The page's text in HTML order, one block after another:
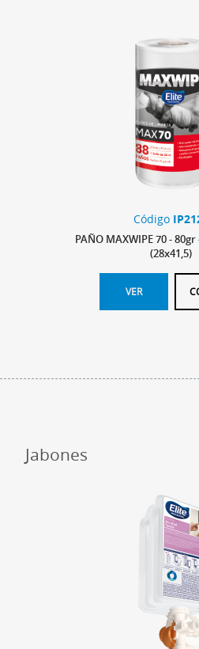
Código
PAÑO MAXWIPE 70 - 80gr
(28x41,5)
VER
Jabones